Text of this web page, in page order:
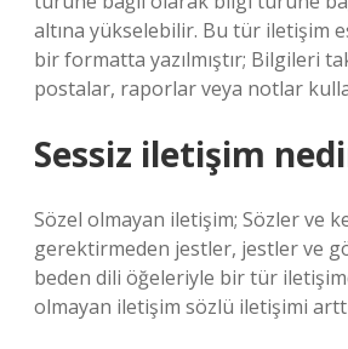
altına yükselebilir. Bu tür iletişim
bir formatta yazılmıştır; Bilgileri
postalar, raporlar veya notlar
Sessiz iletişim
Sözel olmayan iletişim; Sözler ve
gerektirmeden jestler, jestler ve
beden dili öğeleriyle bir tür
olmayan iletişim sözlü iletişimi